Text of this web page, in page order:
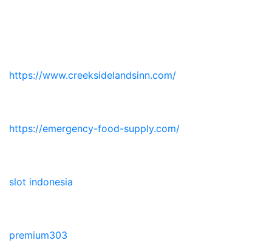
https://www.creeksidelandsinn.com/
https://emergency-food-supply.com/
slot indonesia
premium303